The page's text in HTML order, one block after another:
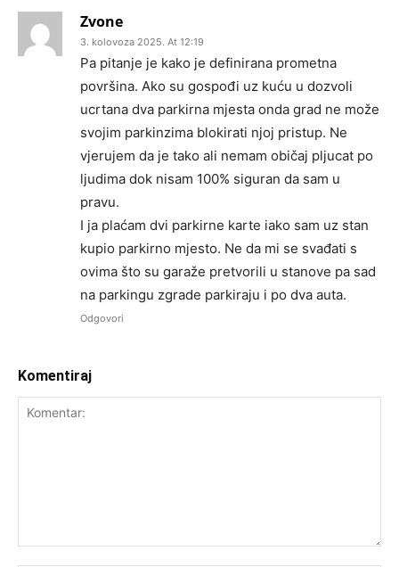
Zvone
3. kolovoza 2025. At 12:19
Pa pitanje je kako je definirana prometna
površina. Ako su gospođi uz kuću u dozvoli
ucrtana dva parkirna mjesta onda grad ne može
svojim parkinzima blokirati njoj pristup. Ne
vjerujem da je tako ali nemam običaj pljucat po
ljudima dok nisam 100% siguran da sam u
pravu.
I ja plaćam dvi parkirne karte iako sam uz stan
kupio parkirno mjesto. Ne da mi se svađati s
ovima što su garaže pretvorili u stanove pa sad
na parkingu zgrade parkiraju i po dva auta.
Odgovori
Komentiraj